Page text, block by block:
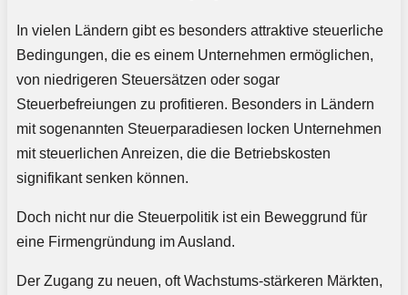
In vielen Ländern gibt es besonders attraktive steuerliche
Bedingungen, die es einem Unternehmen ermöglichen,
von niedrigeren Steuersätzen oder sogar
Steuerbefreiungen zu profitieren. Besonders in Ländern
mit sogenannten Steuerparadiesen locken Unternehmen
mit steuerlichen Anreizen, die die Betriebskosten
signifikant senken können.
Doch nicht nur die Steuerpolitik ist ein Beweggrund für
eine Firmengründung im Ausland.
Der Zugang zu neuen, oft Wachstums-stärkeren Märkten,